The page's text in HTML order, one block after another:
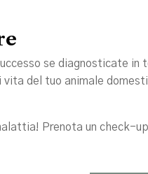
se diagnosticate
del tuo animale
Prenota un check-